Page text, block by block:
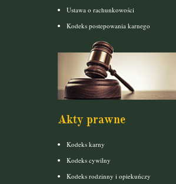
Ustawa o rachunkowości
Kodeks postepowania karnego
Akty prawne
Kodeks karny
Kodeks cywilny
Kodeks rodzinny i opiekuńczy